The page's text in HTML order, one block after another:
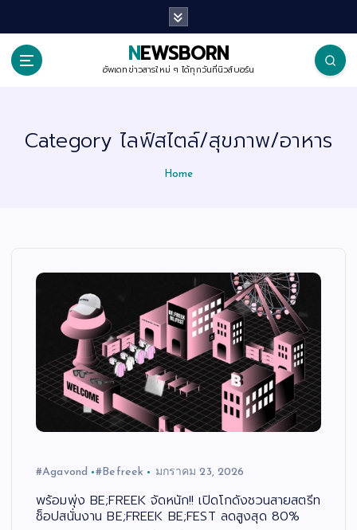
i
NEWSBORN
อัพเดทข่าวสารใหม่ ๆ ได้ทุกวันที่นิวส์บอร์น
Category ไลฟ์สไตล์/สุขภาพ/อาหาร
Home
#Agavond #Befreek มกราคม 23, 2026
พร้อมพุ่ง BE;FREEK จัดหนัก!! เปิดโกดังชวนสายสตรีท
ช็อปสนั่นงาน BE;FREEK BE;FEST ลดสูงสุด 80%